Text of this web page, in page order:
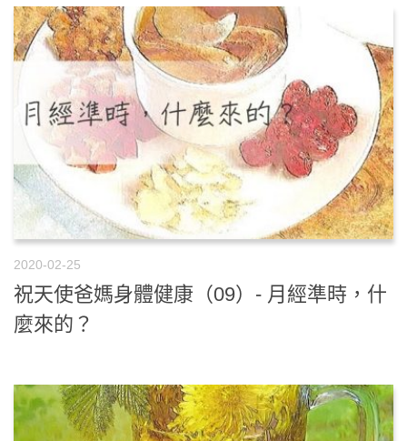
2020-02-25
祝天使爸媽身體健康（09）- 月經準時，什
麼來的？